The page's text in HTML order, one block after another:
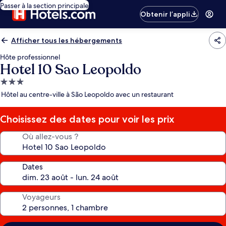
Passer à la section principale
Obtenir l’appli
Afficher tous les hébergements
Hôte professionnel
Hotel 10 Sao Leopoldo
Hébergement
3.0 étoiles
Hôtel au centre-ville à São Leopoldo avec un restaurant
Choisissez des dates pour voir les prix
Où allez-vous ?
Dates
Voyageurs